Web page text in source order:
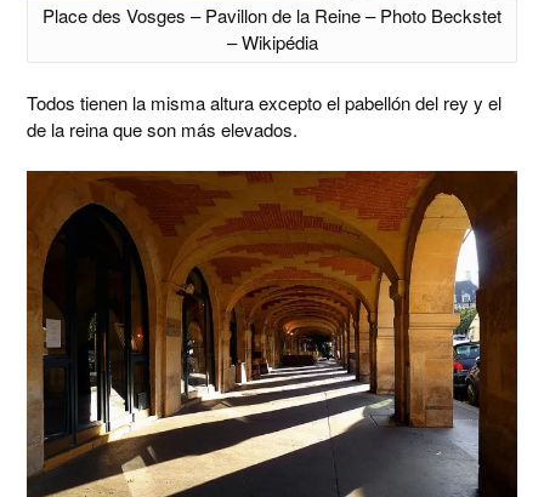
Place des Vosges – Pavillon de la Reine – Photo Beckstet
– Wikipédia
Todos tienen la misma altura excepto el pabellón del rey y el
de la reina que son más elevados.